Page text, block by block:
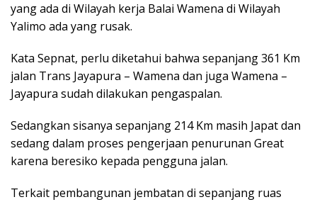
yang ada di Wilayah kerja Balai Wamena di Wilayah
Yalimo ada yang rusak.
Kata Sepnat, perlu diketahui bahwa sepanjang 361 Km
jalan Trans Jayapura – Wamena dan juga Wamena –
Jayapura sudah dilakukan pengaspalan.
Sedangkan sisanya sepanjang 214 Km masih Japat dan
sedang dalam proses pengerjaan penurunan Great
karena beresiko kepada pengguna jalan.
Terkait pembangunan jembatan di sepanjang ruas